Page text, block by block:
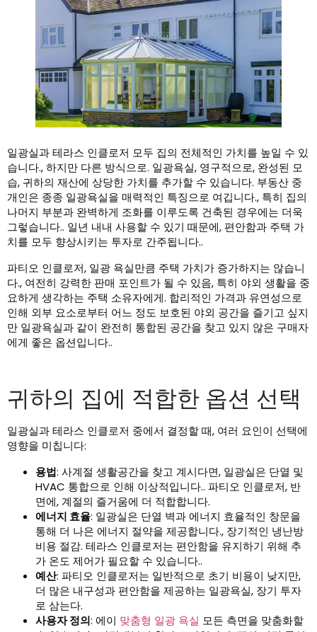
일광실과 테라스 인클로저 모두 집의 전체적인 가치를 높일 수 있
습니다., 하지만 다른 방식으로. 일광욕실, 영구적으로, 완성된 모
습, 귀하의 재산에 상당한 가치를 추가할 수 있습니다. 부동산 중
개인은 종종 일광욕실을 매력적인 특징으로 여깁니다., 특히 집의
나머지 부분과 완벽하게 조화를 이루도록 건축된 경우에는 더욱
그렇습니다.. 일년 내내 사용할 수 있기 때문에, 편안함과 주택 가
치를 모두 향상시키는 투자로 간주됩니다..
파티오 인클로저, 일광 욕실만큼 주택 가치가 증가하지는 않습니
다., 여전히 강력한 판매 포인트가 될 수 있음, 특히 야외 생활을 중
요하게 생각하는 주택 소유자에게. 합리적인 가격과 유연성으로
인해 외부 요소로부터 어느 정도 보호된 야외 공간을 즐기고 싶지
만 일광욕실과 같이 완전히 통합된 공간을 찾고 있지 않은 구매자
에게 좋은 옵션입니다..
귀하의 집에 적합한 옵션 선택
일광실과 테라스 인클로저 중에서 결정할 때, 여러 요인이 선택에
영향을 미칩니다:
용법: 사계절 생활공간을 찾고 계시다면, 일광실은 단열 및
HVAC 통합으로 인해 이상적입니다.. 파티오 인클로저, 반
면에, 계절의 즐거움에 더 적합합니다.
에너지 효율: 일광실은 단열 벽과 에너지 효율적인 창문을
통해 더 나은 에너지 절약을 제공합니다., 장기적인 냉난방
비용 절감. 테라스 인클로저는 편안함을 유지하기 위해 추
가 온도 제어가 필요할 수 있습니다..
예산: 파티오 인클로저는 일반적으로 초기 비용이 낮지만,
더 많은 내구성과 편안함을 제공하는 일광욕실, 장기 투자
로 삼는다.
사용자 정의: 에이 맞춤형 일광 욕실 모든 측면을 맞춤화할